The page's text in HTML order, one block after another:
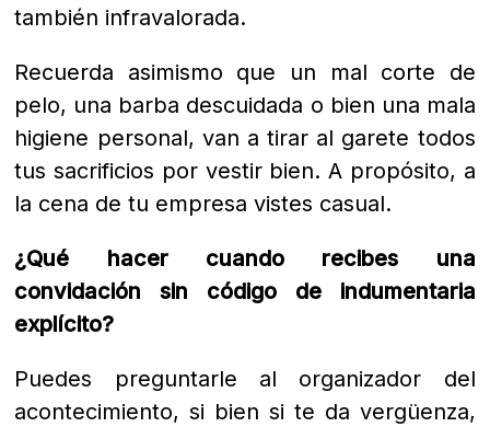
también infravalorada.
Recuerda asimismo que un mal corte de
pelo, una barba descuidada o bien una mala
higiene personal, van a tirar al garete todos
tus sacrificios por vestir bien. A propósito, a
la cena de tu empresa vistes casual.
¿Qué hacer cuando recibes una
convidación sin código de indumentaria
explícito?
Puedes preguntarle al organizador del
acontecimiento, si bien si te da vergüenza,